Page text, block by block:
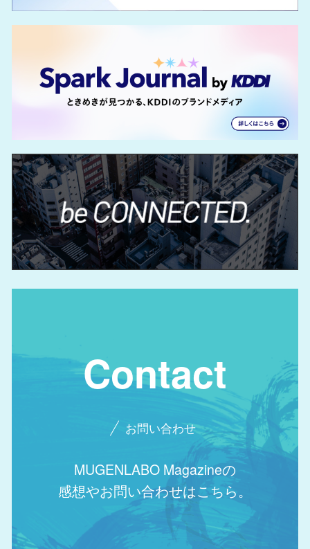
Contact
お問い合わせ
MUGENLABO Magazineの
感想やお問い合わせはこちら。